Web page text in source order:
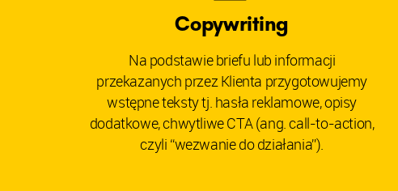
Copywriting
Na podstawie briefu lub informacji
przekazanych przez Klienta przygotowujemy
wstępne teksty tj. hasła reklamowe, opisy
dodatkowe, chwytliwe CTA (ang. call-to-action,
czyli “wezwanie do działania”).